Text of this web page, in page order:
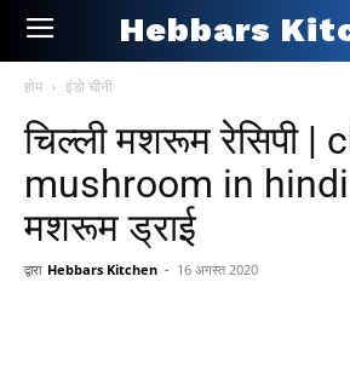
Hebbars
होम इंडो चीनी
चिल्ली मशरूम रेसिपी |
mushroom in hindi
मशरूम ड्राई
द्वारा Hebbars Kitchen - 16 अगस्त 2020